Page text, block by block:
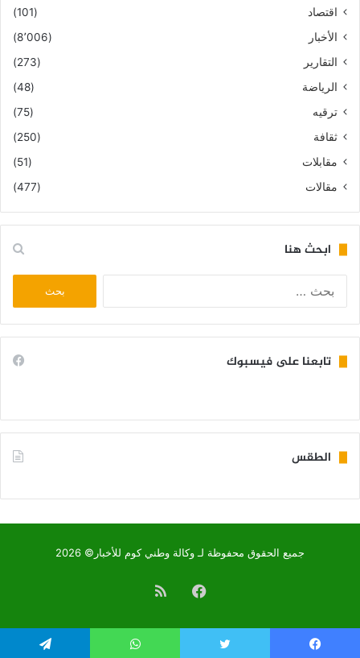
اقتصاد
(101)
الأخبار
(8٬006)
التقارير
(273)
الرياضة
(48)
ترقيه
(75)
ثقافة
(250)
مقابلات
(51)
مقالات
(477)
ابحث هنا
تابعنا على فيسبوك
الطقس
جميع الحقوق محفوظة لـ وكالة وطني كوم للأخبار© 2026
فيسبوكملخص
الموقع